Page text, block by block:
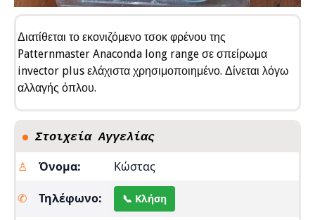
Διατίθεται το εκονιζόμενο τσοκ φρένου της
Patternmaster Anaconda long range σε σπείρωμα
invector plus ελάχιστα χρησιμοποιημένο. Δίνεται λόγω
αλλαγής όπλου.
Στοιχεία Αγγελίας
♙ Όνομα: Κώστας
✆ Τηλέφωνο: 📞 Κλήση